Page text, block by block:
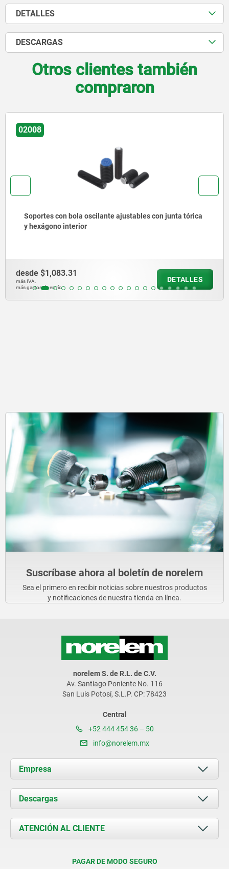
DETALLES
DESCARGAS
Otros clientes también
compraron
02081
Soportes con bola oscilante, con retrogiro automático y
hexágono
desde $838.59
más IVA.
más gastos de envío
DETALLES
Suscríbase ahora al boletín de norelem
Sea el primero en recibir noticias sobre nuestros productos
y notificaciones de nuestra tienda en línea.
norelem S. de R.L. de C.V.
Av. Santiago Poniente No. 116
San Luis Potosí, S.L.P. CP: 78423
Central
+52 444 454 36 – 50
info@norelem.mx
Empresa
Acerca de nosotros
Novedades
Contacto
Descargas
Documents
ATENCIÓN AL CLIENTE
PAGAR DE MODO SEGURO